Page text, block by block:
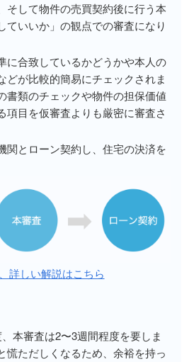
そして物件の売買契約後に行う本
ていいか」の観点での審査になり
に合致しているかどうかや本人の
どが比較的簡易にチェックされま
書類のチェックや物件の担保価値
項目を仮審査よりも厳密に審査さ
関とローン契約し、住宅の決済を
詳しい解説はこちら
本審査は2〜3週間程度を要しま
慌ただしくなるため、余裕を持っ